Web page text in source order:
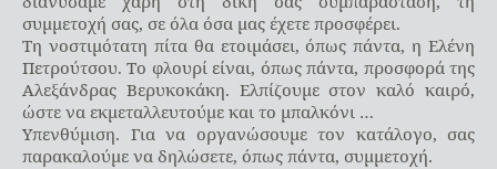
συμμετοχή σας, σε όλα όσα μας έχετε προσφέρει.
Τη νοστιμότατη πίτα θα ετοιμάσει, όπως πάντα, η Ελένη
Πετρούτσου. Το φλουρί είναι, όπως πάντα, προσφορά της
Αλεξάνδρας Βερυκοκάκη. Ελπίζουμε στον καλό καιρό,
ώστε να εκμεταλλευτούμε και το μπαλκόνι …
Υπενθύμιση. Για να οργανώσουμε τον κατάλογο, σας
παρακαλούμε να δηλώσετε, όπως πάντα, συμμετοχή.